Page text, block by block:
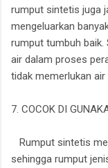
rumput sintetis juga
mengeluarkan
rumput tumbuh baik.
air dalam proses
tidak memerlukan
7. COCOK DI
Rumput sintetis
sehingga rumput